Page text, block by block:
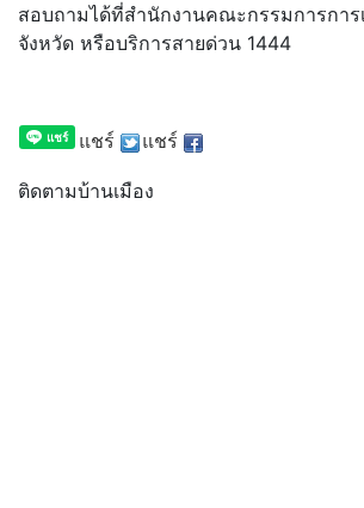
สอบถามได้ที่สำนักงานคณะกรรมการการ
จังหวัด หรือบริการสายด่วน 1444
แชร์ แชร์
ติดตามบ้านเมือง